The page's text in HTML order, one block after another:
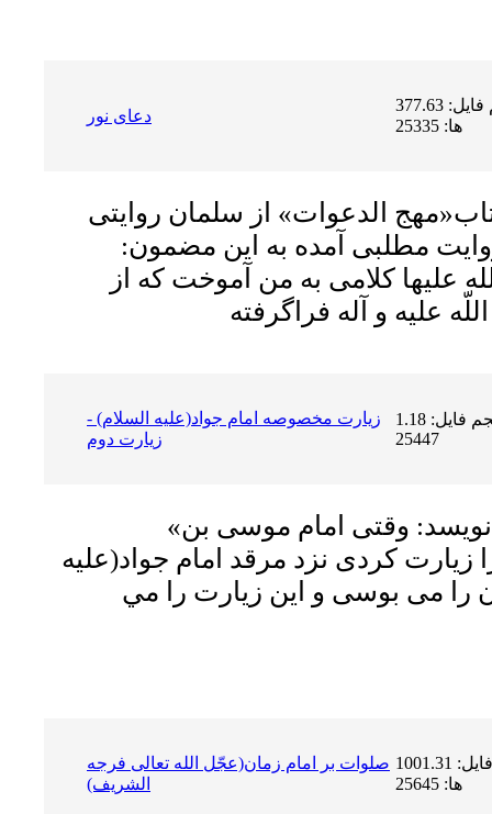
دعای نور
حجم فایل: 377.63 KB | دریافت
ها: 25335
الدعوات» از سلمان روايتى
مطلبى آمده به اين مضمون:
عليها كلامى به من آموخت كه از
زیارت مخصوصه امام جواد(علیه السلام) -
زيارت دوم
حجم فایل: 1.18 MB | دریافت ها:
25447
«سیّد بن طاووس» مى نویسد: وقتى امام موسى بن
زیارت کردى نزد مرقد امام جواد(علیه
را مى بوسى و اين زيارت را مي
صلوات بر امام زمان(عجّل الله تعالى فرجه
الشریف)
حجم فایل: 1001.31 KB | دریافت
ها: 25645